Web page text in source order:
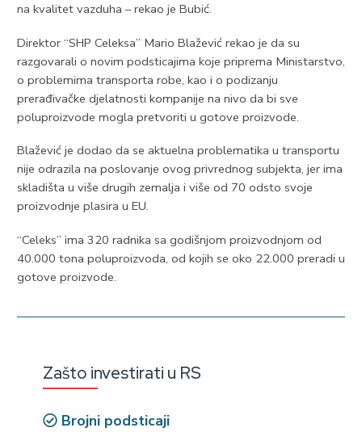
na kvalitet vazduha – rekao je Bubić.
Direktor “SHP Celeksa” Mario Blažević rekao je da su
razgovarali o novim podsticajima koje priprema Ministarstvo,
o problemima transporta robe, kao i o podizanju
prerađivačke djelatnosti kompanije na nivo da bi sve
poluproizvode mogla pretvoriti u gotove proizvode.
Blažević je dodao da se aktuelna problematika u transportu
nije odrazila na poslovanje ovog privrednog subjekta, jer ima
skladišta u više drugih zemalja i više od 70 odsto svoje
proizvodnje plasira u EU.
“Celeks” ima 320 radnika sa godišnjom proizvodnjom od
40.000 tona poluproizvoda, od kojih se oko 22.000 preradi u
gotove proizvode.
Zašto investirati u RS
Brojni podsticaji